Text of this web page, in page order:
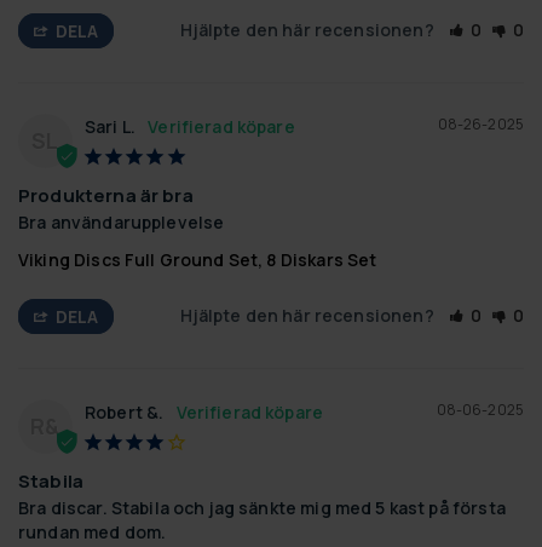
DELA Hjälpte den här recensionen? 0 0
08-26-2025
Sari L.
Produkterna är bra
Bra användarupplevelse
Viking Discs Full Ground Set, 8 Diskars Set
DELA Hjälpte den här recensionen? 0 0
R&
08-06-2025
Robert &.
Stabila
Bra discar. Stabila och jag sänkte mig med 5 kast på första
rundan med dom.